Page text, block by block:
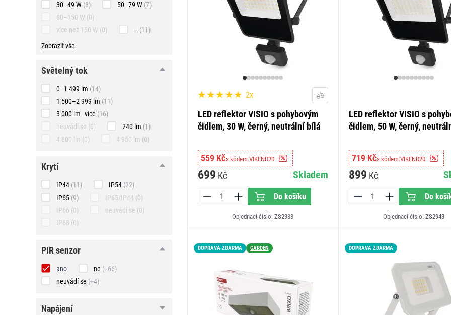
30–49 W (8) 50–79 W (7)
80–150 W (0)
více než 150 W (0) – (11)
Zobrazit vše
světelný
světelný tok
0–1 499 lm (14)
1 500–2 999 lm (11)
3 000 lm–více (16)
neuvádí se (0) 240 lm (1)
4 800 lm (0) 4 950 lm (0)
krytíkrytí
IP44 (11) IP54 (22)
IP65 (9) IP65/IP44 (0)
IP66 (0) neuvádí se (0)
IP68 (0)
PIRPIR senzor
ano ne (+66)
neuvádí se (+4)
napájení
napájení
2x
LED reflektor VISIO s pohybovým
čidlem, 30 W, černý, neutrální bílá
559 Kčs kódem:VIKEND20
699 Kč Skladem
Do košíku
Objednací číslo: ZS2933
LED reflektor VISIO s
čidlem, 50 W, černý,
719 Kčs kódem:VIKEND20
899 Kč
Do
Objednací číslo: ZS2943
DOPRAVA ZDARMA GARDEN DOPRAVA ZDARMA